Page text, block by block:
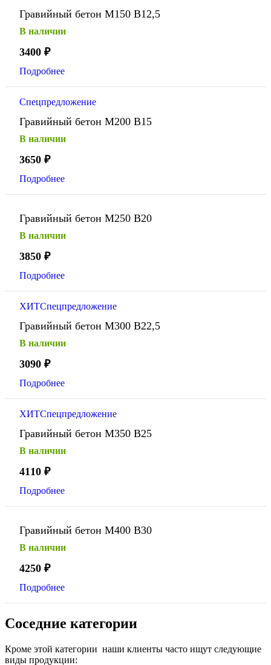
Гравийный бетон М150 В12,5
В наличии
3400 ₽
Подробнее
Спецпредложение
Гравийный бетон М200 В15
В наличии
3650 ₽
Подробнее
Гравийный бетон М250 В20
В наличии
3850 ₽
Подробнее
ХИТСпецпредложение
Гравийный бетон М300 В22,5
В наличии
3090 ₽
Подробнее
ХИТСпецпредложение
Гравийный бетон М350 В25
В наличии
4110 ₽
Подробнее
Гравийный бетон М400 В30
В наличии
4250 ₽
Подробнее
Соседние категории
Кроме этой категории наши клиенты часто ищут следующие
виды продукции: